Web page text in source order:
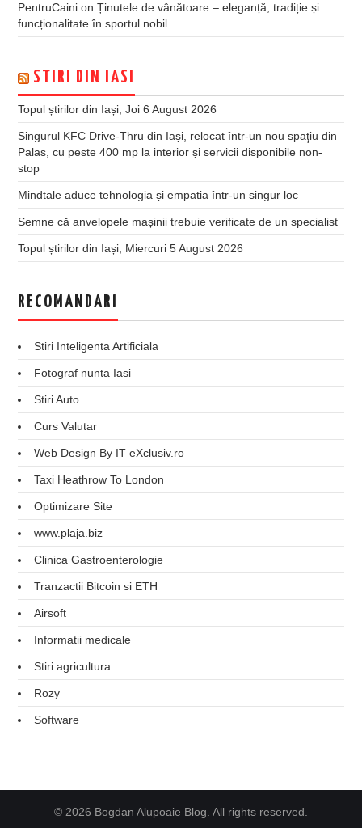
PentruCaini onȚinutele de vânătoare – eleganță, tradiție și
funcționalitate în sportul nobil
STIRI DIN IASI
Topul știrilor din Iași, Joi 6 August 2026
Singurul KFC Drive-Thru din Iași, relocat într-un nou spaţiu din
Palas, cu peste 400 mp la interior și servicii disponibile non-
stop
Mindtale aduce tehnologia și empatia într-un singur loc
Semne că anvelopele mașinii trebuie verificate de un specialist
Topul știrilor din Iași, Miercuri 5 August 2026
RECOMANDARI
Stiri Inteligenta Artificiala
Fotograf nunta Iasi
Stiri Auto
Curs Valutar
Web Design By IT eXclusiv.ro
Taxi Heathrow To London
Optimizare Site
www.plaja.biz
Clinica Gastroenterologie
Tranzactii Bitcoin si ETH
Airsoft
Informatii medicale
Stiri agricultura
Rozy
Software
© 2026 Bogdan Alupoaie Blog. All rights reserved.